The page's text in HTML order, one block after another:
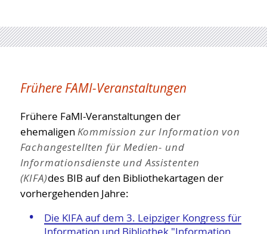
Frühere FAMI-Veranstaltungen
Frühere FaMI-Veranstaltungen der
ehemaligen Kommission zur Information von
Fachangestellten für Medien- und
Informationsdienste und Assistenten
(KIFA)des BIB auf den Bibliothekartagen der
vorhergehenden Jahre:
Die KIFA auf dem 3. Leipziger Kongress für